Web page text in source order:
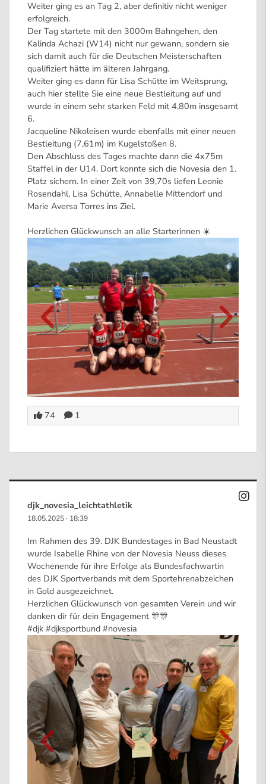
Weiter ging es an Tag 2, aber definitiv nicht weniger
erfolgreich.
Der Tag startete mit den 3000m Bahngehen, den
Kalinda Achazi (W14) nicht nur gewann, sondern sie
sich damit auch für die Deutschen Meisterschaften
qualifiziert hätte im älteren Jahrgang.
Weiter ging es dann für Lisa Schütte im Weitsprung,
auch hier stellte Sie eine neue Bestleitung auf und
wurde in einem sehr starken Feld mit 4,80m insgesamt
6.
Jacqueline Nikoleisen wurde ebenfalls mit einer neuen
Bestleitung (7,61m) im Kugelstoßen 8.
Den Abschluss des Tages machte dann die 4x75m
Staffel in der U14. Dort konnte sich die Novesia den 1.
Platz sichern. In einer Zeit von 39,70s liefen Leonie
Rosendahl, Lisa Schütte, Annabelle Mittendorf und
Marie Aversa Torres ins Ziel.
Herzlichen Glückwunsch an alle Starterinnen ☀️
74 1
djk_novesia_leichtathletik
18.05.2025· 18:39
Im Rahmen des 39. DJK Bundestages in Bad Neustadt
wurde Isabelle Rhine von der Novesia Neuss dieses
Wochenende für ihre Erfolge als Bundesfachwartin
des DJK Sportverbands mit dem Sportehrenabzeichen
in Gold ausgezeichnet.
Herzlichen Glückwunsch von gesamten Verein und wir
danken dir für dein Engagement 🎊🎊
#djk #djksportbund #novesia